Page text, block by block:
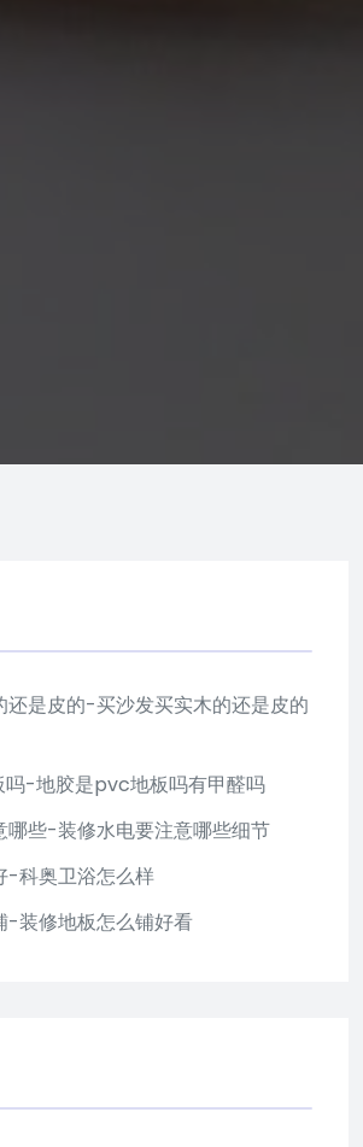
还是皮的-买沙发买实木的还是皮的
-地胶是pvc地板吗有甲醛吗
哪些-装修水电要注意哪些细节
-科奥卫浴怎么样
-装修地板怎么铺好看